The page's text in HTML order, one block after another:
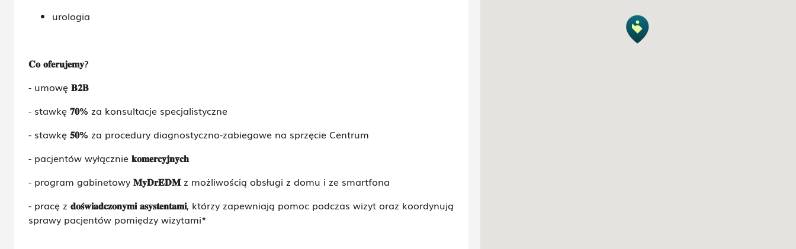
urologia
𝐂𝐨 𝐨𝐟𝐞𝐫𝐮𝐣𝐞𝐦𝐲?
- umowę 𝐁𝟐𝐁
- stawkę 𝟕𝟎% za konsultacje specjalistyczne
- stawkę 𝟓𝟎% za procedury diagnostyczno-zabiegowe na sprzęcie Centrum
- pacjentów wyłącznie 𝐤𝐨𝐦𝐞𝐫𝐜𝐲𝐣𝐧𝐲𝐜𝐡
- program gabinetowy 𝐌𝐲𝐃𝐫𝐄𝐃𝐌z możliwością obsługi z domu i ze smartfona
- pracę z 𝐝𝐨𝐬𝐰𝐢𝐚𝐝𝐜𝐳𝐨𝐧𝐲𝐦𝐢 𝐚𝐬𝐲𝐬𝐭𝐞𝐧𝐭𝐚𝐦𝐢, którzy zapewniają pomoc podczas wizyt oraz koordynują
sprawy pacjentów pomiędzy wizytami*